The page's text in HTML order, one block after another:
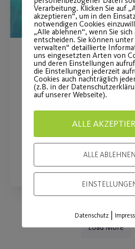
Jetzt anmelden für
Postmeister und
für das Gauturnfest 2026
WEITERLESEN
Load More
Verarbeitung. Klicken Sie auf
akzeptieren“, um in den
notwendigen Cookies
„Alle ablehnen“, wenn Sie sich
entscheiden. Sie können
verwalten“ detaillierte
uns eingesetzten Arten von
und deren Einstellungen
die Einstellungen jederzeit
Cookies auch nachträglich
(z.B. in der
auf unserer Webseite).
ALLE
ALLE ABLEHNEN
Datenschutz |